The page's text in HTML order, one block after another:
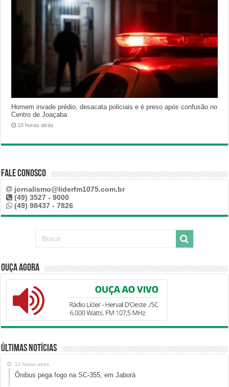
Homem invade prédio, desacata policiais e é preso após confusão no
Centro de Joaçaba
16 horas atrás
Fale Conosco
jornalismo@liderfm1075.com.br
(49) 3527 - 9000
(49) 98437 - 7826
Ouça Agora
Últimas Notícias
12 horas atrás
Ônibus pega fogo na SC-355, em Jaborá